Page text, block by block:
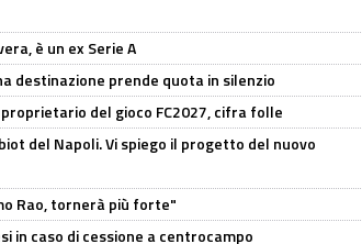
è un ex Serie A
destinazione prende quota in silenzio
del gioco FC2027, cifra folle
del Napoli. Vi spiego il progetto del nuovo
Rao, tornerà più forte"
in caso di cessione a centrocampo